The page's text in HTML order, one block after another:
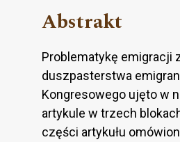
Abstrakt
Problematykę emigracji
duszpasterstwa
Kongresowego ujęto w
artykule w trzech
części artykułu